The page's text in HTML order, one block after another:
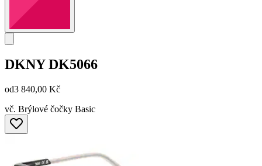
DKNY DK5066
od3 840,00 Kč
vč. Brýlové čočky Basic